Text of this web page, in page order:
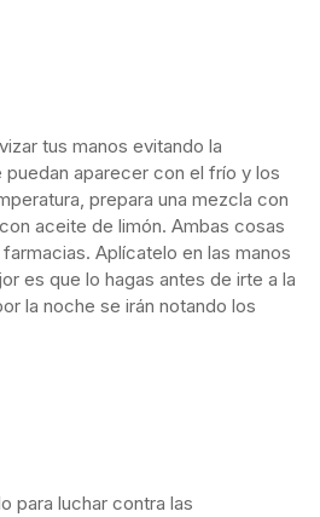
tus manos evitando la
aparecer con el frío y los
prepara una mezcla con
aceite de limón. Ambas cosas
Aplícatelo en las manos
es que lo hagas antes de irte a la
la noche se irán notando los
para luchar contra las